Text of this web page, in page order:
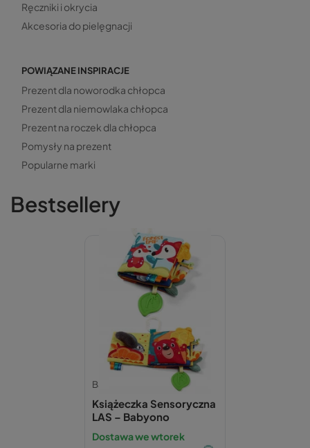
Ręczniki i okrycia
Akcesoria do pielęgnacji
POWIĄZANE INSPIRACJE
Prezent dla noworodka chłopca
Prezent dla niemowlaka chłopca
Prezent na roczek dla chłopca
Pomysły na prezent
Popularne marki
Bestsellery
Babyono
Książeczka Sensoryczna
LAS – Babyono
Dostawa we wtorek